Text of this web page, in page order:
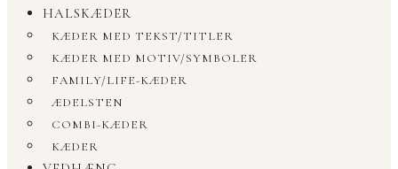
HALSKÆDER
KÆDER MED TEKST/TITLER
KÆDER MED MOTIV/SYMBOLER
FAMILY/LIFE-KÆDER
ÆDELSTEN
COMBI-KÆDER
KÆDER